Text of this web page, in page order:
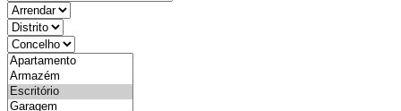
objective
districtId
countyId
types